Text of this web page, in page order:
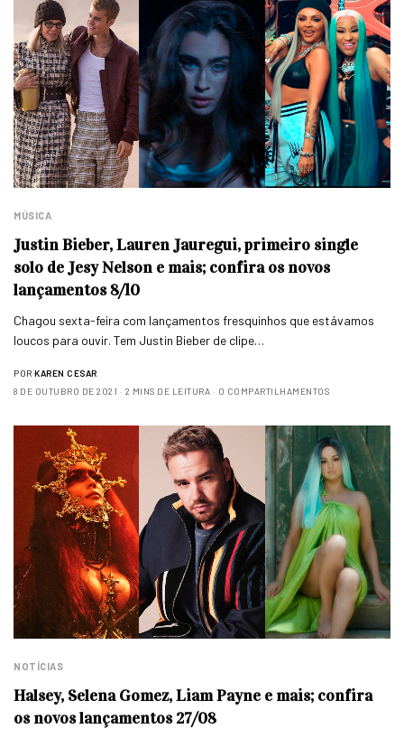
MÚSICA
Justin Bieber, Lauren Jauregui, primeiro single
solo de Jesy Nelson e mais; confira os novos
lançamentos 8/10
Chagou sexta-feira com lançamentos fresquinhos que estávamos
loucos para ouvir. Tem Justin Bieber de clipe…
POR KAREN CESAR
8 DE OUTUBRO DE 2021
2 MINS DE LEITURA 0 COMPARTILHAMENTOS
NOTÍCIAS
Halsey, Selena Gomez, Liam Payne e mais; confira
os novos lançamentos 27/08